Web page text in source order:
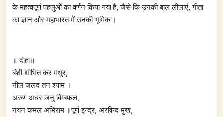
के महत्वपूर्ण पहलुओं का वर्णन किया गया है, जैसे कि उनकी बाल लीलाएं, गीता
का ज्ञान और महाभारत में उनकी भूमिका।
॥ दोहा॥
बंशी शोभित कर मधुर,
नील जलद तन श्याम ।
अरुण अधर जनु बिम्बफल,
नयन कमल अभिराम ॥पूर्ण इन्द्र, अरविन्द मुख,